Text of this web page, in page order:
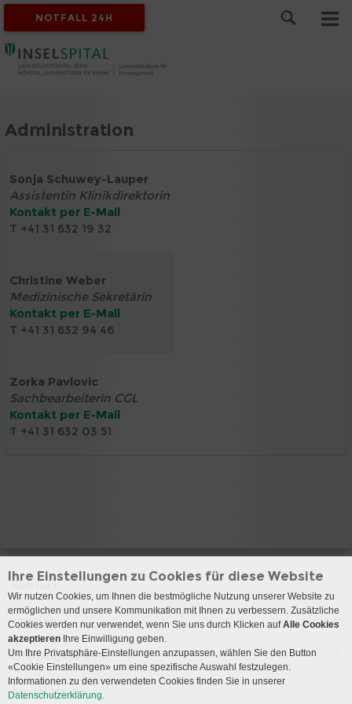
NOTFALL 24H
Administration
Sonja Schuwey-Lauper
Assistentin Klinikdirektorin
Kontakt per E-Mail
T +41 31 632 19 32
Christine Weber
Medizinische Sekretärin
Kontakt per E-Mail
T +41 31 632 94 46
Zorka Pavlovic
Sachbearbeiterin CGL
Kontakt per E-Mail
T +41 31 632 03 51
Kontakt
Anreise
Öffnungszeiten
Social Media
Ihre Einstellungen zu Cookies für diese Website
Wir nutzen Cookies, um Ihnen die bestmögliche Nutzung unserer Website zu
ermöglichen und unsere Kommunikation mit Ihnen zu verbessern. Zusätzliche
Cookies werden nur verwendet, wenn Sie uns durch Klicken aufAlle Cookies
akzeptieren Ihre Einwilligung geben.
Um Ihre Privatsphäre-Einstellungen anzupassen, wählen Sie den Button
«Cookie Einstellungen» um eine spezifische Auswahl festzulegen.
Informationen zu den verwendeten Cookies finden Sie in unserer
Datenschutzerklärung.